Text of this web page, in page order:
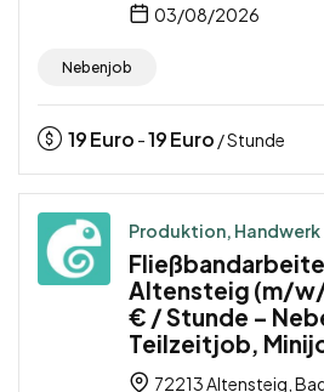
03/08/2026
Nebenjob
19Euro -19Euro / Stunde
Produktion, Handwerk
Altensteig (m/
€ / Stunde –
Teilzeitjob,
72213 Altensteig,